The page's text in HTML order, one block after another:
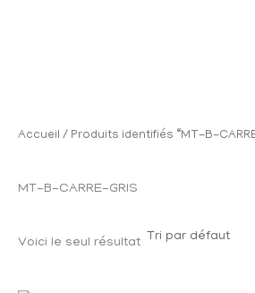
r
h
p
Accueil / Produits identifiés “MT-B-
MT-B-CARRE-GRIS
Voici le seul résultat